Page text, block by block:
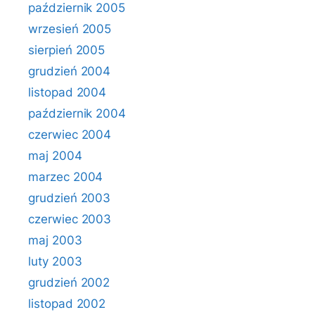
październik 2005
wrzesień 2005
sierpień 2005
grudzień 2004
listopad 2004
październik 2004
czerwiec 2004
maj 2004
marzec 2004
grudzień 2003
czerwiec 2003
maj 2003
luty 2003
grudzień 2002
listopad 2002